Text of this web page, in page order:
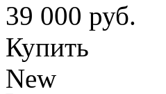
39 000 руб.
Купить
New